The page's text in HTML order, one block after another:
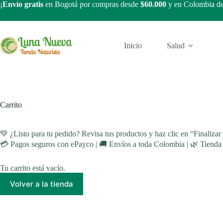
Saltar
contenido
¡Envío gratis en Bogotá por compras desde $60.000 y en Colombia
Inicio Salud
Carrito
💚 ¿Listo para tu pedido? Revisa tus productos y haz clic en
💳 Pagos seguros con ePayco | 🚚 Envíos a toda Colombia | 🌿
Tu carrito está vacío.
Volver a la tienda